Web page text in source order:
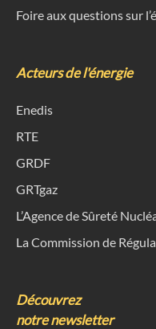
Foire aux questions sur
Acteurs de l'énergie
Enedis
RTE
GRDF
GRTgaz
L’Agence de Sûreté
La Commission de
Découvrez
notre newsletter